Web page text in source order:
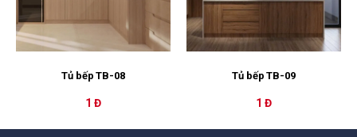
Tủ bếp TB-08
1 Đ
Tủ bếp TB-09
1 Đ